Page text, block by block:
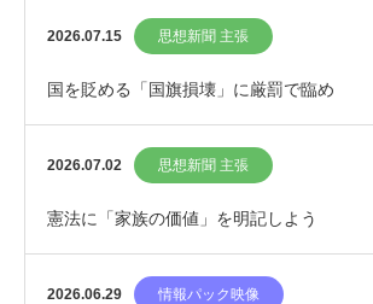
2026.07.15 思想新聞 主張
国を貶める「国旗損壊」に厳罰で臨め
2026.07.02 思想新聞 主張
憲法に「家族の価値」を明記しよう
2026.06.29 情報パック映像